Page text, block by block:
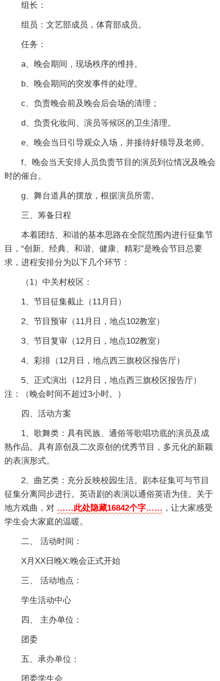
组长：
组员：文艺部成员，体育部成员。
任务：
a、晚会期间，现场秩序的维持。
b、晚会期间的突发事件的处理。
c、负责晚会前及晚会后会场的清理；
d、负责化妆间、演员等候区的卫生清理。
e、晚会当日引导观众入场，并接待好领导及老师。
f、晚会当天安排人员负责节目的演员到位情况及晚会
时的催台。
g、舞台道具的摆放，根据演员所需。
三、筹备日程
本着团结、和谐的基本思路在全院范围内进行征集节
目，“创新、经典、和谐、健康、精彩”是晚会节目总要
求，进程安排分为以下几个环节：
（1）中关村校区：
1、节目征集截止（11月日）
2、节目预审（11月日，地点102教室）
3、节目复审（12月日，地点102教室）
4、彩排（12月日，地点西三旗校区报告厅）
5、正式演出（12月日，地点西三旗校区报告厅）
注：（晚会时间不超过3小时。）
四、活动方案
1、歌舞类：具有民族、通俗等歌唱功底的演员及成
熟作品。具有原创及二次原创的优秀节目，多元化的新颖
的表演形式。
2、曲艺类：充分反映校园生活。剧本征集可与节目
征集分离同步进行。英语剧的表演以通俗英语为佳。关于
地方戏曲，对 ……此处隐藏16842个字…… ，让大家感受
学生会大家庭的温暖。
二、 活动时间：
X月XX日晚X:晚会正式开始
三、 活动地点：
学生活动中心
四、 主办单位：
团委
五、承办单位：
团委学生会